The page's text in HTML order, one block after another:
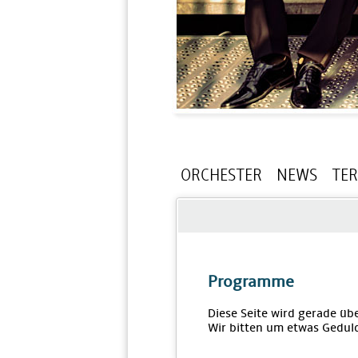
ORCHESTER NEWS
Programme
Diese Seite wird gerade
Wir bitten um etwas